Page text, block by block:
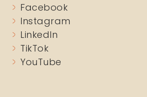
Facebook
Instagram
LinkedIn
TikTok
YouTube